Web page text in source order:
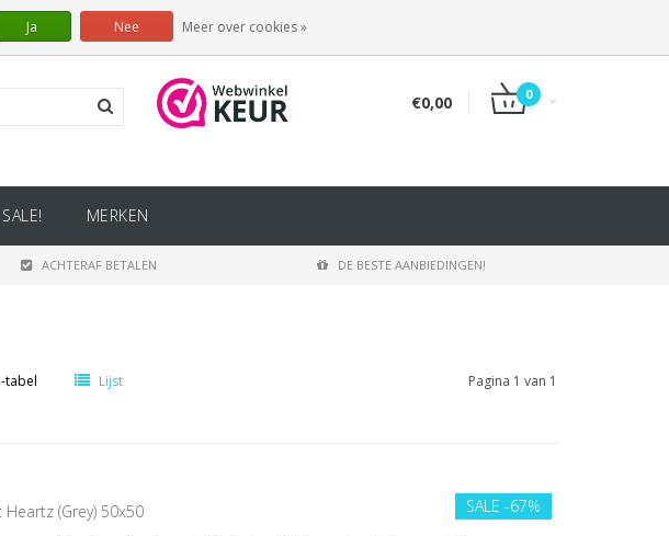
€0,00 0
SALE! MERKEN
ACHTERAF BETALEN DE BESTE AANBIEDINGEN!
tabel Lijst Pagina 1 van 1
SALE -67%
(Grey) 50x50
Ja Nee Meer over cookies »